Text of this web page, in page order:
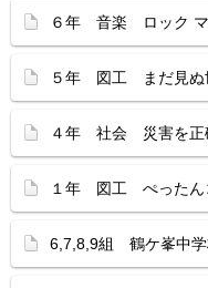
６年 音楽 ロック マ
５年 図工 まだ見ぬ
４年 社会 災害を正
１年 図工 ぺったん
6,7,8,9組 鶴ケ峯中学